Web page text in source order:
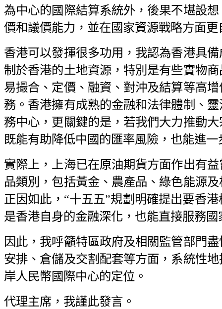
為中心的國際結算系統外，後果不堪設
價和議價能力，並在國家資源戰略方面
香港可以發揮很多功用，我認為香港具
制於香港的土地資源，特別是有些實物
易撮合、定價、融資、對沖及結算等高
務。香港擁有成熟的金融和法律體制、
務中心，更關鍵的是，若我們大力推動
既能有助降低中國的匯率風險，也能進
實際上，上海已在原油期貨方面作出有
品類別，包括黃金、農產品、綠色能源
正因如此，“十五五”規劃明確提出要香
是香港自身的金融深化，也能直接服務
因此，我呼籲特區政府及相關監管部門
安排、倉儲及交割配套等方面，系統性
岸人民幣國際中心的定位。
代理主席，我謹此發言。